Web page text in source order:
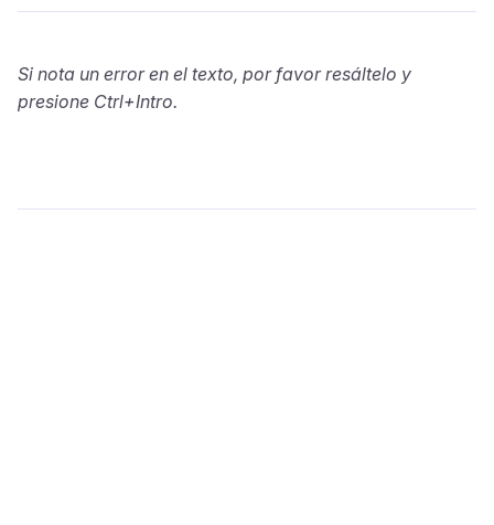
Si nota un error en el texto, por favor resáltelo y
presione Ctrl+Intro.